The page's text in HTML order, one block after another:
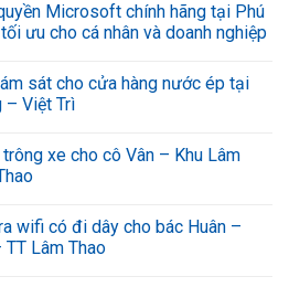
Microsoft chính hãng tại Phú
ưu cho cá nhân và doanh nghiệp
sát cho cửa hàng nước ép tại
– Việt Trì
xe cho cô Vân – Khu Lâm
wifi có đi dây cho bác Huân –
TT Lâm Thao